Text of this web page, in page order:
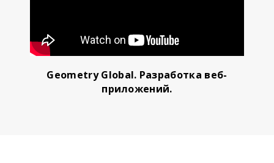
Geometry Global. Разработка веб-
приложений.